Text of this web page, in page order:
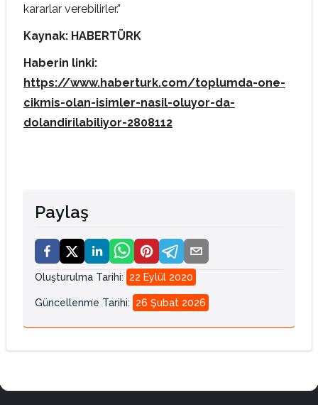
kararlar verebilirler.”
Kaynak: HABERTÜRK
Haberin linki:
https://www.haberturk.com/toplumda-one-
cikmis-olan-isimler-nasil-oluyor-da-
dolandirilabiliyor-2808112
Paylaş
Oluşturulma Tarihi: 22 Eylül 2020
Güncellenme Tarihi: 26 Şubat 2026